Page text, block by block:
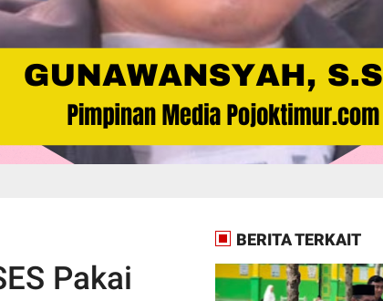
Pakai
BERITA TERKAIT